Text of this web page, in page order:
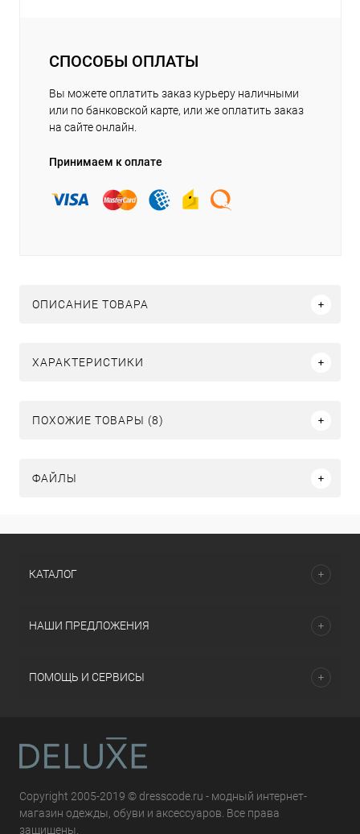
СПОСОБЫ ОПЛАТЫ
Вы можете оплатить заказ курьеру наличными
или по банковской карте, или же оплатить заказ
на сайте онлайн.
Принимаем к оплате
ОПИСАНИЕ ТОВАРА
ХАРАКТЕРИСТИКИ
ПОХОЖИЕ ТОВАРЫ (8)
ФАЙЛЫ
КАТАЛОГ
НАШИ ПРЕДЛОЖЕНИЯ
ПОМОЩЬ И СЕРВИСЫ
Copyright 2005-2019 © dresscode.ru - модный интернет-
магазин одежды, обуви и аксессуаров. Все права
защищены.